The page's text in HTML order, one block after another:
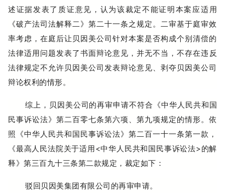
述证据发表了质证意见，认为该裁定不能证明本案应适用
《破产法司法解释二》第二十一条之规定。二审基于庭审效
率考虑，在庭后让贝因美公司针对本案是否构成个别清偿的
法律适用问题发表了书面辩论意见，并无不当，不存在违反
法律规定不允许贝因美公司发表辩论意见、剥夺贝因美公司
辩论权利的情形。
综上，贝因美公司的再审申请不符合《中华人民共和国
民事诉讼法》第二百零七条第六项、第九项规定的情形。依
照《中华人民共和国民事诉讼法》第二百一十一条第一款，
《最高人民法院关于适用<中华人民共和国民事诉讼法>的解
释》第三百九十三条第二款规定，裁定如下：
驳回贝因美集团有限公司的再审申请。